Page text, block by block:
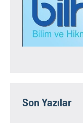
Son Yazılar